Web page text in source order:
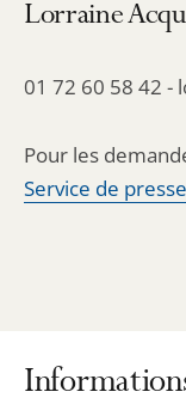
Lorraine
01 72 60 58 42 -
Pour les
Service de